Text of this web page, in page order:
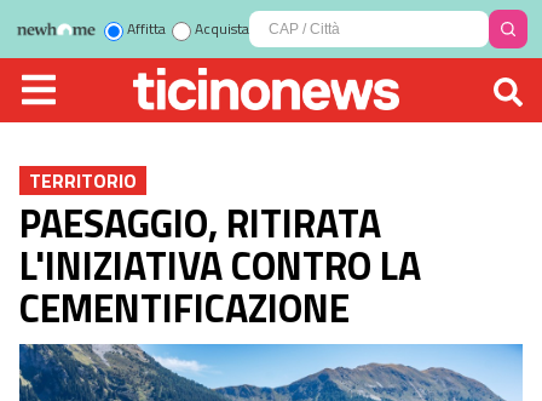
Affitta Acquista
TERRITORIO
PAESAGGIO, RITIRATA
L'INIZIATIVA CONTRO LA
CEMENTIFICAZIONE